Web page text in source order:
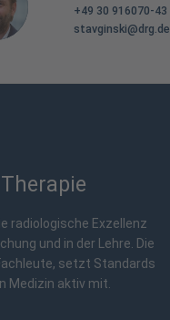
+49 30 916070-43
stavginski@drg.de
radiologische Exzellenz
und in der Lehre. Die
setzt Standards
Medizin aktiv mit.